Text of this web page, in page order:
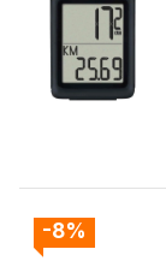
-8%